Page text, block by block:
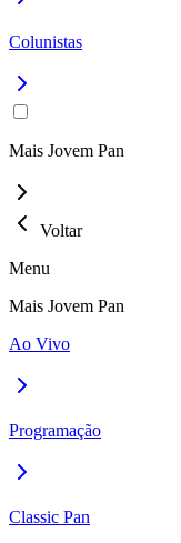
Colunistas
Mais Jovem Pan
Voltar
Menu
Mais Jovem Pan
Ao Vivo
Programação
Classic Pan